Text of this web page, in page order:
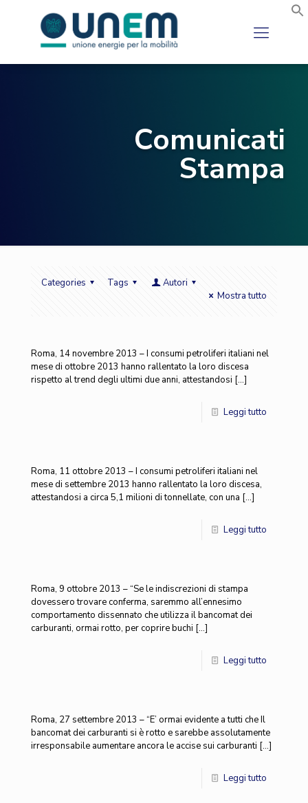
Comunicati
Stampa
Categories Tags
Autori
Mostra tutto
Roma, 14 novembre 2013 – I consumi petroliferi italiani nel
mese di ottobre 2013 hanno rallentato la loro discesa
rispetto al trend degli ultimi due anni, attestandosi […]
Leggi tutto
Roma, 11 ottobre 2013 – I consumi petroliferi italiani nel
mese di settembre 2013 hanno rallentato la loro discesa,
attestandosi a circa 5,1 milioni di tonnellate, con una […]
Leggi tutto
Roma, 9 ottobre 2013 – “Se le indiscrezioni di stampa
dovessero trovare conferma, saremmo all’ennesimo
comportamento dissennato che utilizza il bancomat dei
carburanti, ormai rotto, per coprire buchi […]
Leggi tutto
Roma, 27 settembre 2013 – “E’ ormai evidente a tutti che Il
bancomat dei carburanti si è rotto e sarebbe assolutamente
irresponsabile aumentare ancora le accise sui carburanti […]
Leggi tutto